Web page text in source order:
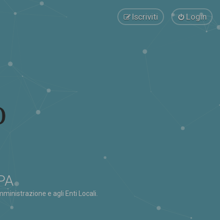
Login
Iscriviti
e agli Enti Locali.